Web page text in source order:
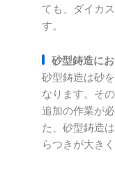
ても、ダイカ
す。
砂型鋳造に
砂型鋳造は砂
なります。そ
追加の作業が
た、砂型鋳造
らつきが大きく